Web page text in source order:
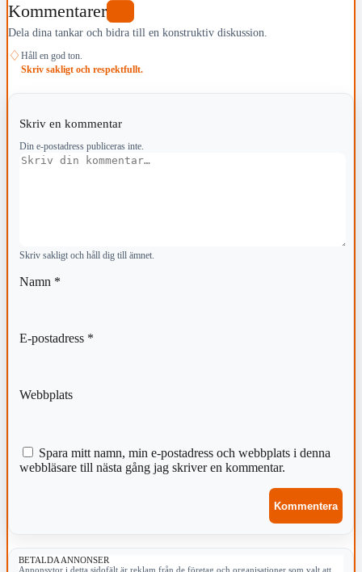
Kommentarer
Dela dina tankar och bidra till en konstruktiv diskussion.
♢ Håll en god ton.
Skriv sakligt och respektfullt.
Skriv en kommentar
Din e-postadress publiceras inte.
Kommentar
Skriv sakligt och håll dig till ämnet.
Namn *
E-postadress *
Webbplats
Spara mitt namn, min e-postadress och webbplats i denna
webbläsare till nästa gång jag skriver en kommentar.
BETALDA ANNONSER
Annonsytor i detta sidofält är reklam från de företag och organisationer som valt att